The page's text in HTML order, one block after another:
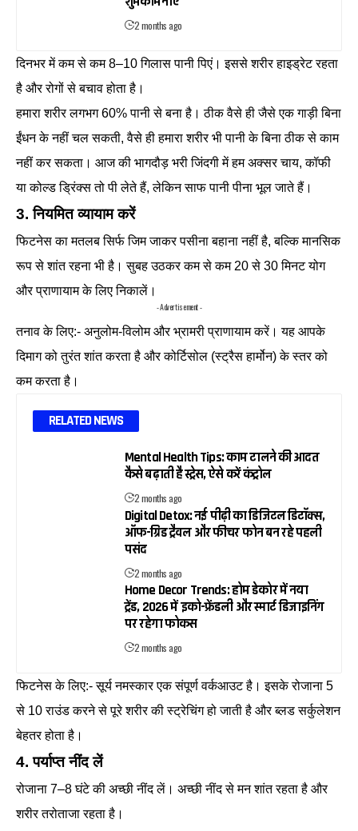
2 months ago
दिनभर में कम से कम 8–10 गिलास पानी पिएं। इससे शरीर हाइड्रेट रहता
है और रोगों से बचाव होता है।
हमारा शरीर लगभग 60% पानी से बना है। ठीक वैसे ही जैसे एक गाड़ी बिना
ईंधन के नहीं चल सकती, वैसे ही हमारा शरीर भी पानी के बिना ठीक से काम
नहीं कर सकता। आज की भागदौड़ भरी जिंदगी में हम अक्सर चाय, कॉफी
या कोल्ड ड्रिंक्स तो पी लेते हैं, लेकिन साफ पानी पीना भूल जाते हैं।
3. नियमित व्यायाम करें
फिटनेस का मतलब सिर्फ जिम जाकर पसीना बहाना नहीं है, बल्कि मानसिक
रूप से शांत रहना भी है। सुबह उठकर कम से कम 20 से 30 मिनट योग
और प्राणायाम के लिए निकालें।
- Advertisement -
तनाव के लिए:- अनुलोम-विलोम और भ्रामरी प्राणायाम करें। यह आपके
दिमाग को तुरंत शांत करता है और कोर्टिसोल (स्ट्रैस हार्मोन) के स्तर को
कम करता है।
RELATED NEWS
Mental Health Tips: काम टालने की आदत
कैसे बढ़ाती है स्ट्रेस, ऐसे करें कंट्रोल
2 months ago
Digital Detox: नई पीढ़ी का डिजिटल डिटॉक्स,
ऑफ-ग्रिड ट्रैवल और फीचर फोन बन रहे पहली
पसंद
2 months ago
Home Decor Trends: होम डेकोर में नया
ट्रेंड, 2026 में इको-फ्रेंडली और स्मार्ट डिजाइनिंग
पर रहेगा फोकस
2 months ago
फिटनेस के लिए:- सूर्य नमस्कार एक संपूर्ण वर्कआउट है। इसके रोजाना 5
से 10 राउंड करने से पूरे शरीर की स्ट्रेचिंग हो जाती है और ब्लड सर्कुलेशन
बेहतर होता है।
4. पर्याप्त नींद लें
रोजाना 7–8 घंटे की अच्छी नींद लें। अच्छी नींद से मन शांत रहता है और
शरीर तरोताजा रहता है।